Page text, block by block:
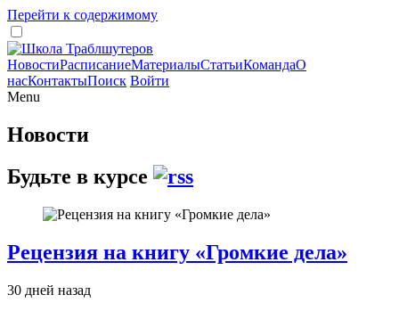
Перейти к содержимому
НовостиРасписаниеМатериалыСтатьиКомандаО
насКонтактыПоиск Войти
Menu
Новости
Будьте в курсе
Рецензия на книгу «Громкие дела»
30 дней назад